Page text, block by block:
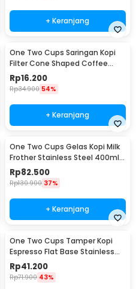
+ Keranjang
One Two Cups Saringan Kopi
Filter Cone Shaped Coffee
Dripper 1 PCS - K741
Rp16.200
Rp34.900 54%
+ Keranjang
One Two Cups Gelas Kopi Milk
Frother Stainless Steel 400ml -
WZ0011
Rp82.500
Rp130.900 37%
+ Keranjang
One Two Cups Tamper Kopi
Espresso Flat Base Stainless
Steel 51mm - SS51
Rp41.200
Rp71.900 43%